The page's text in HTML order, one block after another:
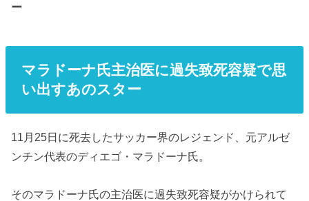
ー
マラドーナ氏主治医に過失致死容疑で思
い出すあのスター
11月25日に死去したサッカー界のレジェンド、元アルゼ
ンチン代表のディエゴ・マラドーナ氏。
そのマラドーナ氏の主治医に過失致死容疑がかけられて